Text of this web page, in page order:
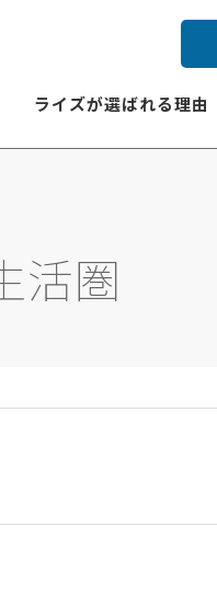
ライズが選ばれる理由
活圏